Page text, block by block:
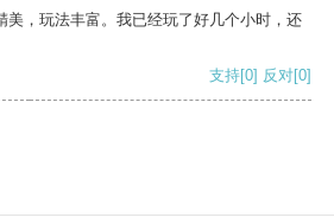
美，玩法丰富。我已经玩了好几个小时，还
支持[0] 反对[0]